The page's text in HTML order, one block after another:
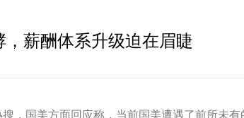
薪酬体系升级迫在眉睫
，国美方面回应称，当前国美遭遇了前所未